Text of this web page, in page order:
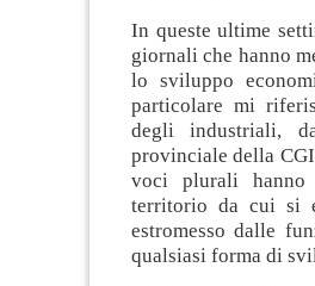
In queste ultime
giornali che hanno
lo sviluppo
particolare mi
degli industriali,
provinciale della
voci plurali hanno
territorio da cui si
estromesso dalle
qualsiasi forma di